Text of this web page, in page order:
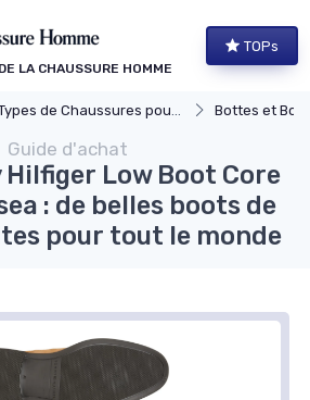
LA CHAUSSURE HOMME
TOPs
de Chaussures pour Hommes Bottes et
Guide d'achat
Hilfiger Low Boot Core
: de belles boots de
pour tout le monde
cookies